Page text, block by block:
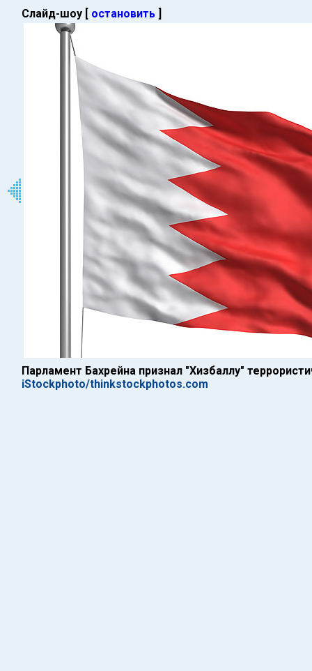
Слайд-шоу [ остановить ]
Парламент Бахрейна признал "Хизбаллу"
iStockphoto/thinkstockphotos.com